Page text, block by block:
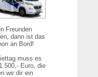
Freunden
dann ist das
an Bord!
muss es
Euro, die
wir dir ein